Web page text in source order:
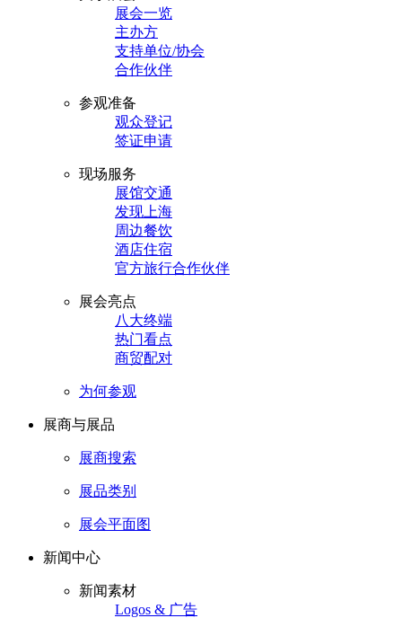
展会一览
主办方
支持单位/协会
合作伙伴
参观准备
观众登记
签证申请
现场服务
展馆交通
发现上海
周边餐饮
酒店住宿
官方旅行合作伙伴
展会亮点
八大终端
热门看点
商贸配对
为何参观
展商与展品
展商搜索
展品类别
展会平面图
新闻中心
新闻素材
Logos & 广告